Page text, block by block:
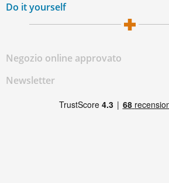
Do it yourself
Negozio online approvato
Newsletter